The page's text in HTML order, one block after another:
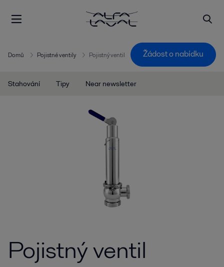
Domů Pojistné ventily Pojistný ventil Žádost o nabídku
Stahování Tipy Near newsletter
Pojistný ventil